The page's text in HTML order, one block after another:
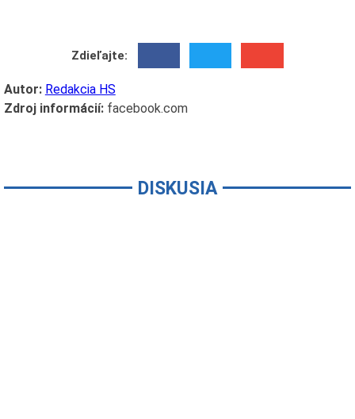
Zdieľajte:
Autor: Redakcia HS
Zdroj informácií:facebook.com
DISKUSIA